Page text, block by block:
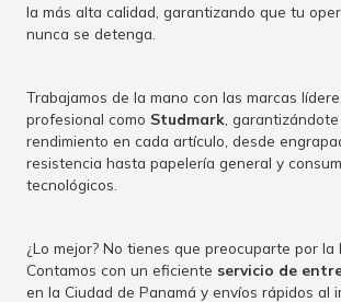
la más alta calidad, garantizando que tu
nunca se detenga.
Trabajamos de la mano con las marcas
profesional como Studmark ,
rendimiento en cada artículo, desde
resistencia hasta papelería general y
tecnológicos.
¿Lo mejor? No tienes que preocuparte por la
Contamos con un eficiente servicio de
en la Ciudad de Panamá y envíos rápidos al